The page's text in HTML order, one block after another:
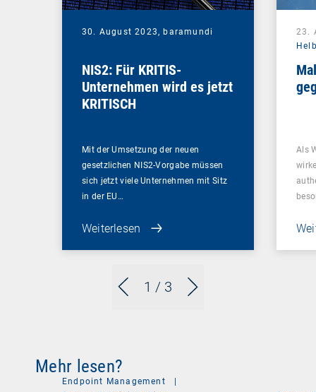
1 / 3
30. August 2023, baramundi
NIS2: Für KRITIS-
Unternehmen wird es jetzt
KRITISCH
Mit der Umsetzung der neuen
gesetzlichen NIS2-Vorgabe müssen
sich jetzt viele Unternehmen mit Sitz
in der EU…
Weiterlesen
23.
Als
Mehr lesen?
Endpoint Management